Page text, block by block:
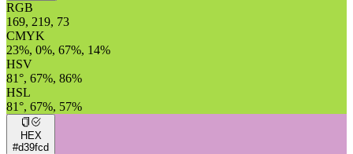
RGB
169, 219, 73
CMYK
23%, 0%, 67%, 14%
HSV
81°, 67%, 86%
HSL
81°, 67%, 57%
HEX
#d39fcd